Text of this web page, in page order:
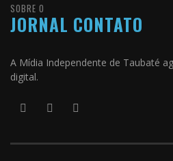
SOBRE O
JORNAL CONTATO
A Mídia Independente de Taubaté
digital.